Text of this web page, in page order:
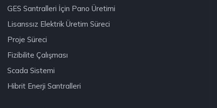
GES Santralleri İçin Pano Üretimi
Lisanssız Elektrik Üretim Süreci
Proje Süreci
Fizibilite Çalışması
Scada Sistemi
Hibrit Enerji Santralleri